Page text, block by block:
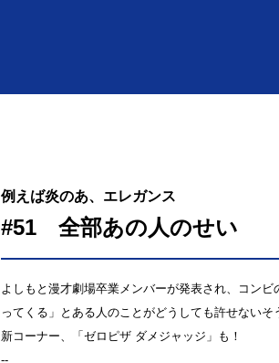
例えば炎のあ、エレガンス
#51 全部あの人のせい
よしもと漫才劇場卒業メンバーが発表され、コン
ってくる」とある人のことがどうしても許せないそ
新コーナー、「ゼロピザ ダメジャッジ」も！
--